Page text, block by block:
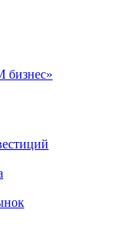
бизнес»